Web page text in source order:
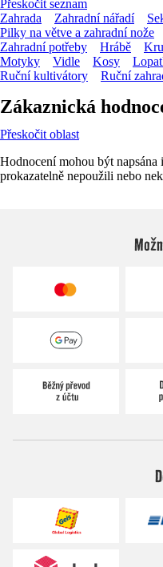
Přeskočit seznam
Zahrada
Zahradní nářadí
Pilky na větve a zahradní nože
Zahradní potřeby
Hrábě
Motyky
Vidle Kosy
Ruční kultivátory
Ruční
Zákaznická
Přeskočit oblast
Hodnocení mohou být
prokazatelně nepoužili nebo